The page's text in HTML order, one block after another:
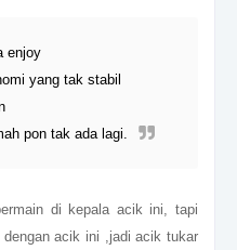
enjoy
yang tak stabil
pon tak ada lagi.
di kepala acik ini, tapi
acik ini ,jadi acik tukar